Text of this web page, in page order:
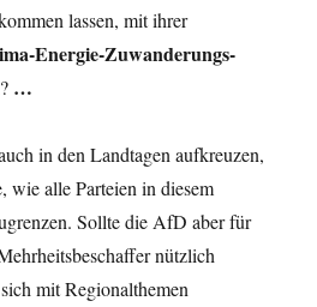
lassen, mit ihrer
Energie-Zuwanderungs-
…
in den Landtagen auf­kreuzen,
wie alle Parteien in diesem
Sollte die AfD aber für
nützlich
mit Regional­themen